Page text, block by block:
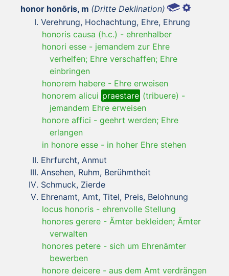
honor honōris, m (Dritte Deklination)
Verehrung, Hochachtung, Ehre, Ehrung
honoris causa (h.c.) - ehrenhalber
honori esse - jemandem zur Ehre
verhelfen; Ehre verschaffen; Ehre
einbringen
honorem habere - Ehre erweisen
honorem alicui praestare (tribuere) -
jemandem Ehre erweisen
honore affici - geehrt werden; Ehre
erlangen
in honore esse - in hoher Ehre stehen
Ehrfurcht, Anmut
Ansehen, Ruhm, Berühmtheit
Schmuck, Zierde
Ehrenamt, Amt, Titel, Preis, Belohnung
locus honoris - ehrenvolle Stellung
honores gerere - Ämter bekleiden; Ämter
verwalten
honores petere - sich um Ehrenämter
bewerben
honore deicere - aus dem Amt verdrängen